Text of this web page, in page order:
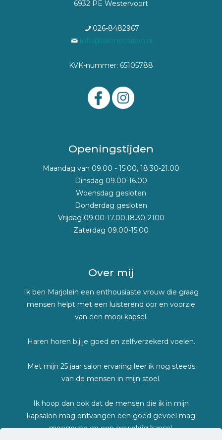
6932 PE Westervoort
026-8482967
Info@salonpositivo.nl
KVK-nummer: 65105788
Openingstijden
Maandag van 09.00 - 15.00, 18.30-21.00
Dinsdag 09.00-16.00
Woensdag gesloten
Donderdag gesloten
Vrijdag 09.00-17.00,18.30-2100
Zaterdag 09.00-15.00
Over mij
Ik ben Marjolein een enthousiaste vrouw die graag
mensen helpt met een luisterend oor en voorzie
van een mooi kapsel.
Haren horen bij je goed en zelfverzekerd voelen.
Met mijn 25 jaar salon ervaring leer ik nog steeds
van de mensen in mijn stoel.
Ik hoop dan ook dat de mensen die ik in mijn
kapsalon mag ontvangen een goed gevoel mag
meegeven en een geweldig kapsel.